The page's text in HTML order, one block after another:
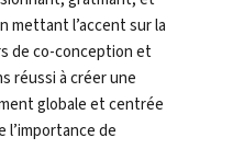
mettant l’accent sur la
de co-conception et
réussi à créer une
globale et centrée
l’importance de